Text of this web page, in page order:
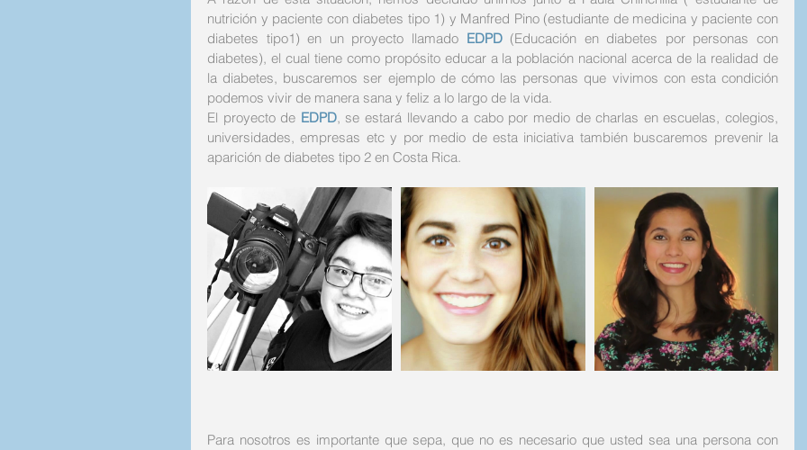
nutrición y paciente con diabetes tipo 1) y Manfred Pino (estudiante de medicina y paciente con
diabetes tipo1) en un proyecto llamado EDPD (Educación en diabetes por personas con
diabetes), el cual tiene como propósito educar a la población nacional acerca de la realidad de
la diabetes, buscaremos ser ejemplo de cómo las personas que vivimos con esta condición
podemos vivir de manera sana y feliz a lo largo de la vida.
El proyecto de EDPD, se estará llevando a cabo por medio de charlas en escuelas, colegios,
universidades, empresas etc y por medio de esta iniciativa también buscaremos prevenir la
aparición de diabetes tipo 2 en Costa Rica.
Para nosotros es importante que sepa, que no es necesario que usted sea una persona con